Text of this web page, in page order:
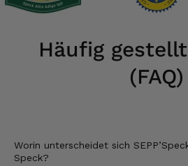
Häufig
(FAQ)
Worin unterscheidet sich
Speck?